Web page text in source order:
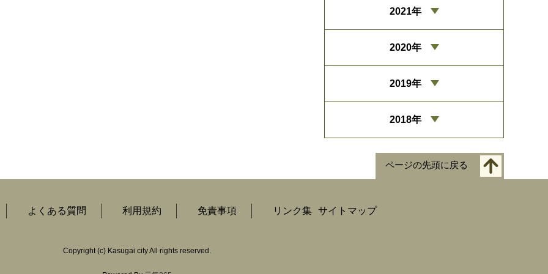
2021年
2020年
2019年
2018年
ページの先頭に戻る
よくある質問 利用規約 免責事項 リンク集 サイトマップ
Copyright (c) Kasugai city All rights reserved.